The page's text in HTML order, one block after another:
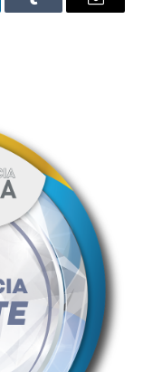
Tumblr Email